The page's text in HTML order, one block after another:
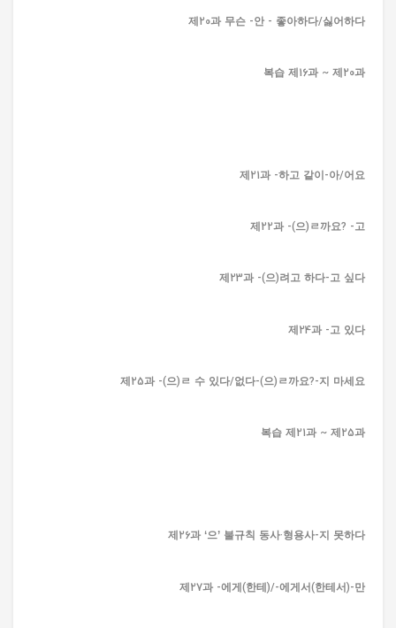
제20과 무슨 -안 - 좋아하다/싫어하다
복습 제16과 ~ 제20과
제21과 -하고 같이-아/어요
제22과 -(으)ㄹ까요? -고
제23과 -(으)려고 하다-고 싶다
제24과 -고 있다
제25과 -(으)ㄹ 수 있다/없다-(으)ㄹ까요?-지 마세요
복습 제21과 ~ 제25과
제26과 ‘으’ 불규칙 동사·형용사-지 못하다
제27과 -에게(한테)/-에게서(한테서)-만